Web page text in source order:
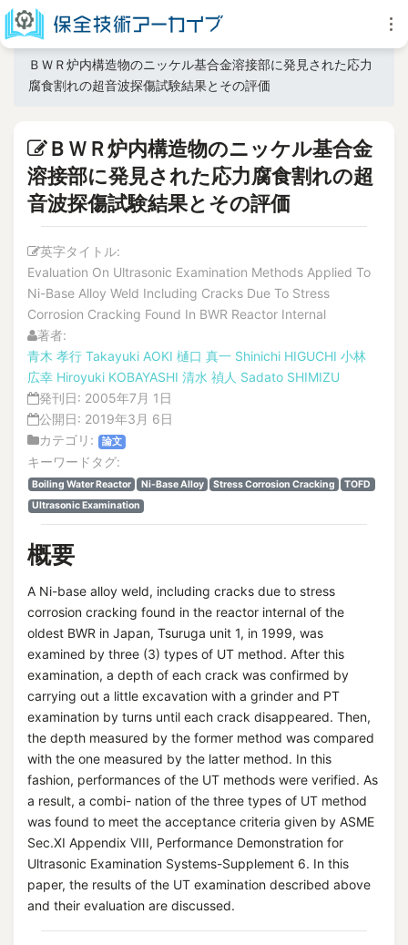
ＢＷＲ炉内構造物のニッケル基合金溶接部に発見された応力
腐食割れの超音波探傷試験結果とその評価
ＢＷＲ炉内構造物のニッケル基合金
溶接部に発見された応力腐食割れの超
音波探傷試験結果とその評価
英字タイトル:
Evaluation On Ultrasonic Examination Methods Applied To
Ni-Base Alloy Weld Including Cracks Due To Stress
Corrosion Cracking Found In BWR Reactor Internal
著者:
青木 孝行 Takayuki AOKI 樋口 真一 Shinichi HIGUCHI 小林
広幸 Hiroyuki KOBAYASHI 清水 禎人 Sadato SHIMIZU
発刊日: 2005年7月 1日
公開日: 2019年3月 6日
カテゴリ:
論文
キーワードタグ:
Boiling Water Reactor Ni-Base Alloy Stress Corrosion Cracking
TOFD
Ultrasonic Examination
概要
A Ni-base alloy weld, including cracks due to stress
corrosion cracking found in the reactor internal of the
oldest BWR in Japan, Tsuruga unit 1, in 1999, was
examined by three (3) types of UT method. After this
examination, a depth of each crack was confirmed by
carrying out a little excavation with a grinder and PT
examination by turns until each crack disappeared. Then,
the depth measured by the former method was compared
with the one measured by the latter method. In this
fashion, performances of the UT methods were verified. As
a result, a combi- nation of the three types of UT method
was found to meet the acceptance criteria given by ASME
Sec.XI Appendix VIII, Performance Demonstration for
Ultrasonic Examination Systems-Supplement 6. In this
paper, the results of the UT examination described above
and their evaluation are discussed.